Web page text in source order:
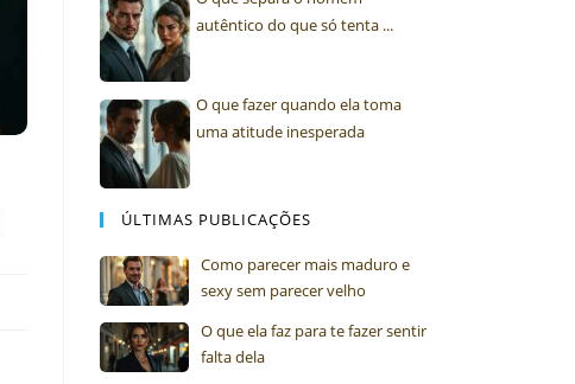
autêntico do que só tenta ...
O que fazer quando ela toma
uma atitude inesperada
ÚLTIMAS PUBLICAÇÕES
Como parecer mais maduro e
sexy sem parecer velho
O que ela faz para te fazer sentir
falta dela